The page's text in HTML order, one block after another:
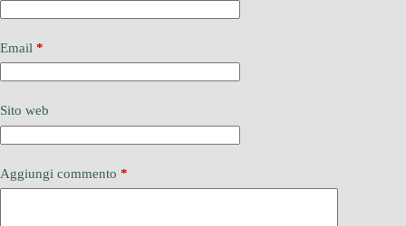
Email *
Sito web
Aggiungi commento *